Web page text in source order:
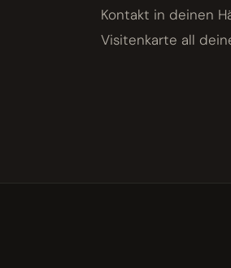
Kontakt in deinen
Visitenkarte all